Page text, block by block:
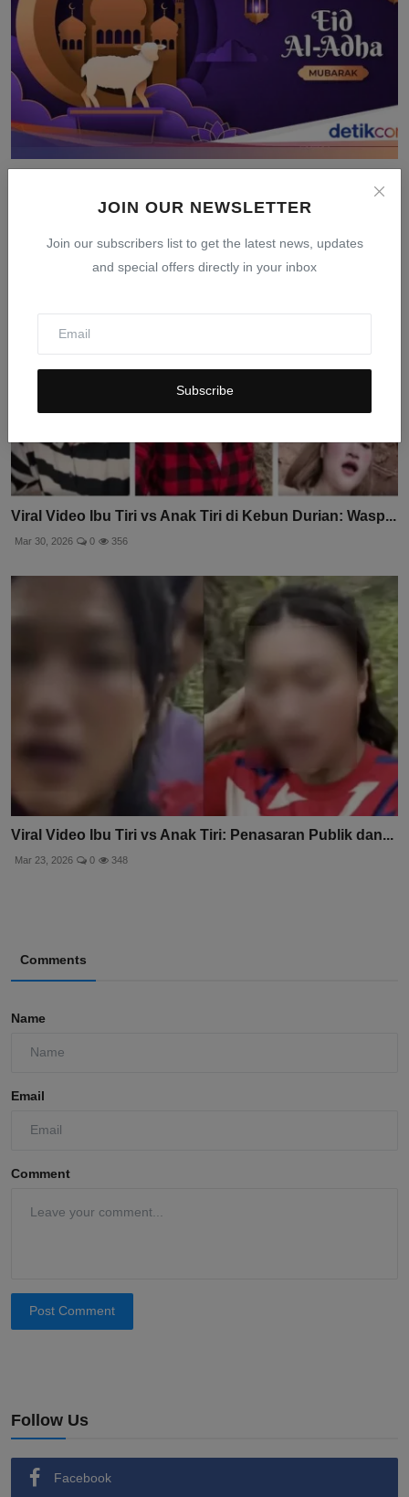
JOIN OUR NEWSLETTER
Join our subscribers list to get the latest news, updates
and special offers directly in your inbox
Subscribe
Viral Video Ibu Tiri vs Anak Tiri di Kebun Durian: Wasp...
Mar 30, 2026 0 356
Viral Video Ibu Tiri vs Anak Tiri: Penasaran Publik dan...
Mar 23, 2026 0 348
Comments
Name
Email
Comment
Post Comment
Follow Us
Facebook